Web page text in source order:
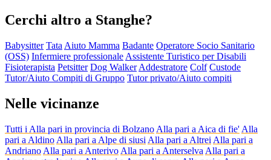
Cerchi altro a Stanghe?
Babysitter Tata Aiuto Mamma Badante Operatore Socio Sanitario
(OSS) Infermiere professionale Assistente Turistico per Disabili
Fisioterapista Petsitter Dog Walker Addestratore Colf Custode
Tutor/Aiuto Compiti di Gruppo Tutor privato/Aiuto compiti
Nelle vicinanze
Tutti i Alla pari in provincia di Bolzano Alla pari a Aica di fie' Alla
pari a Aldino Alla pari a Alpe di siusi Alla pari a Altrei Alla pari a
Andriano Alla pari a Anterivo Alla pari a Anterselva Alla pari a